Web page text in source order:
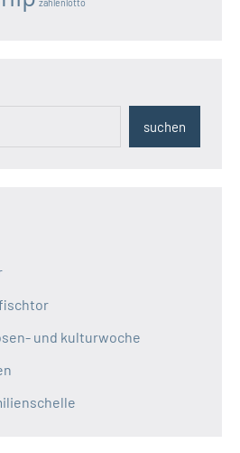
zahlenlotto
suchen
und kulturwoche